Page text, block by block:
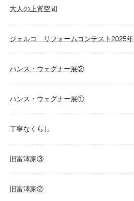
大人の上質空間
ジェルコ リフォームコンテスト2025年
ハンス・ウェグナー展②
ハンス・ウェグナー展①
丁寧なくらし
旧富澤家③
旧富澤家②